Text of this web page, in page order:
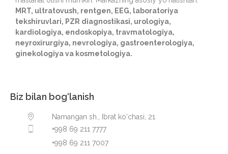
MRT, ultratovush, rentgen, EEG, laboratoriya
tekshiruvlari, PZR diagnostikasi, urologiya,
kardiologiya, endoskopiya, travmatologiya,
neyroxirurgiya, nevrologiya, gastroenterologiya,
ginekologiya va kosmetologiya.
Biz bilan bog‘lanish
Namangan sh., Ibrat ko‘chasi, 21
+998 69 211 7777
+998 69 211 7007